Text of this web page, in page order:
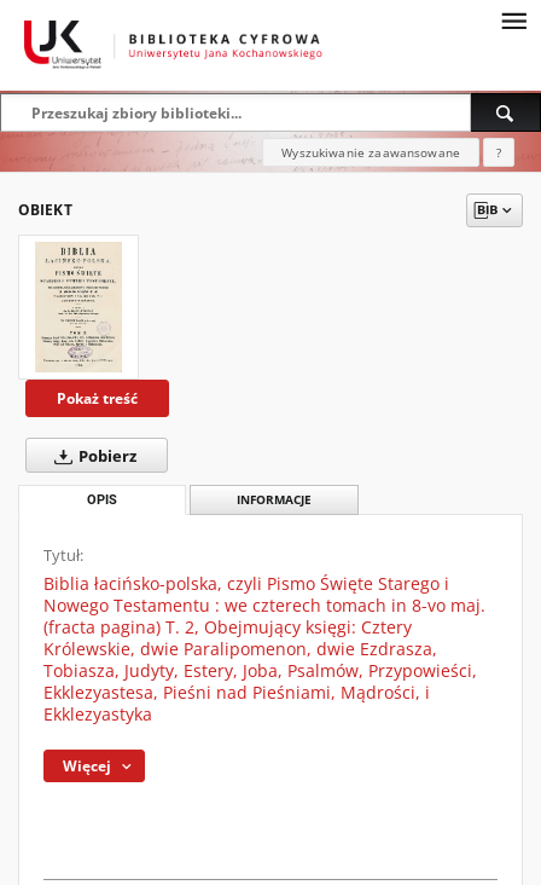
Wyszukiwanie zaawansowane ?
OBIEKT
Pokaż treść
Pobierz
OPIS INFORMACJE
Tytuł:
Biblia łacińsko-polska, czyli Pismo Święte Starego i
Nowego Testamentu : we czterech tomach in 8-vo maj.
(fracta pagina) T. 2, Obejmujący księgi: Cztery
Królewskie, dwie Paralipomenon, dwie Ezdrasza,
Tobiasza, Judyty, Estery, Joba, Psalmów, Przypowieści,
Ekklezyastesa, Pieśni nad Pieśniami, Mądrości, i
Ekklezyastyka
Więcej